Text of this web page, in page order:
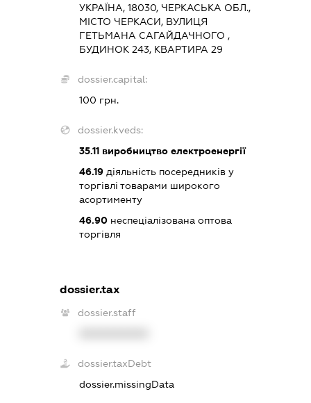
УКРАЇНА, 18030, ЧЕРКАСЬКА ОБЛ.,
МІСТО ЧЕРКАСИ, ВУЛИЦЯ
ГЕТЬМАНА САГАЙДАЧНОГО ,
БУДИНОК 243, КВАРТИРА 29
dossier.capital:
100 грн.
dossier.kveds:
35.11виробництво електроенергії
46.19діяльність посередників у
торгівлі товарами широкого
асортименту
46.90неспеціалізована оптова
торгівля
dossier.tax
dossier.staff
dossier.taxDebt
dossier.missingData